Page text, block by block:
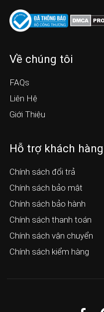
Về chúng tôi
FAQs
Liên Hệ
Giới Thiệu
Hỗ trợ khách hàng
Chính sách đổi trả
Chính sách bảo mật
Chính sách bảo hành
Chính sách thanh toán
Chính sách vận chuyển
Chính sách kiểm hàng